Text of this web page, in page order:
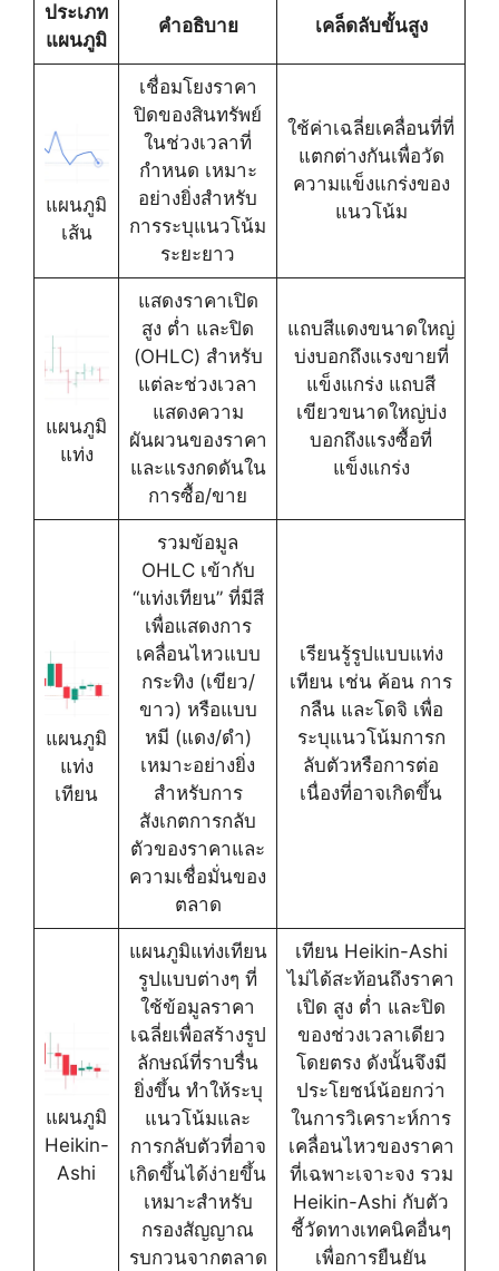
ประเภท
แผนภูมิ
คำอธิบาย เคล็ดลับขั้นสูง
แผนภูมิ
เส้น
เชื่อมโยงราคา
ปิดของสินทรัพย์
ในช่วงเวลาที่
กำหนด เหมาะ
อย่างยิ่งสำหรับ
การระบุแนวโน้ม
ระยะยาว
ใช้ค่าเฉลี่ยเคลื่อนที่ที่
แตกต่างกันเพื่อวัด
ความแข็งแกร่งของ
แนวโน้ม
แผนภูมิ
แท่ง
แสดงราคาเปิด
สูง ต่ำ และปิด
(OHLC) สำหรับ
แต่ละช่วงเวลา
แสดงความ
ผันผวนของราคา
และแรงกดดันใน
การซื้อ/ขาย
แถบสีแดงขนาดใหญ่
บ่งบอกถึงแรงขายที่
แข็งแกร่ง แถบสี
เขียวขนาดใหญ่บ่ง
บอกถึงแรงซื้อที่
แข็งแกร่ง
แผนภูมิ
แท่ง
เทียน
รวมข้อมูล
OHLC เข้ากับ
“แท่งเทียน” ที่มีสี
เพื่อแสดงการ
เคลื่อนไหวแบบ
กระทิง (เขียว/
ขาว) หรือแบบ
หมี (แดง/ดำ)
เหมาะอย่างยิ่ง
สำหรับการ
สังเกตการกลับ
ตัวของราคาและ
ความเชื่อมั่นของ
ตลาด
เรียนรู้รูปแบบแท่ง
เทียน เช่น ค้อน การ
กลืน และโดจิ เพื่อ
ระบุแนวโน้มการก
ลับตัวหรือการต่อ
เนื่องที่อาจเกิดขึ้น
แผนภูมิ
Heikin-
Ashi
แผนภูมิแท่งเทียน
รูปแบบต่างๆ ที่
ใช้ข้อมูลราคา
เฉลี่ยเพื่อสร้างรูป
ลักษณ์ที่ราบรื่น
ยิ่งขึ้น ทำให้ระบุ
แนวโน้มและ
การกลับตัวที่อาจ
เกิดขึ้นได้ง่ายขึ้น
เหมาะสำหรับ
กรองสัญญาณ
รบกวนจากตลาด
เทียน Heikin-Ashi
ไม่ได้สะท้อนถึงราคา
เปิด สูง ต่ำ และปิด
ของช่วงเวลาเดียว
โดยตรง ดังนั้นจึงมี
ประโยชน์น้อยกว่า
ในการวิเคราะห์การ
เคลื่อนไหวของราคา
ที่เฉพาะเจาะจง รวม
Heikin-Ashi กับตัว
ชี้วัดทางเทคนิคอื่นๆ
เพื่อการยืนยัน